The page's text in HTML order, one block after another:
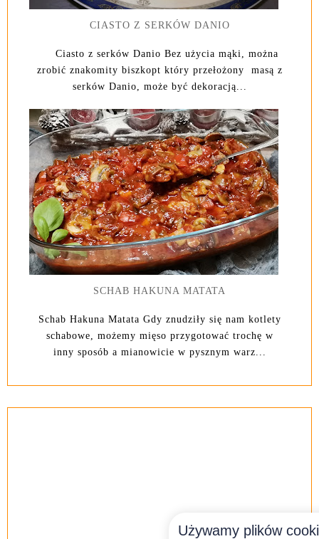
CIASTO Z SERKÓW DANIO
Ciasto z serków Danio Bez użycia mąki, można
zrobić znakomity biszkopt który przełożony masą z
serków Danio, może być dekoracją...
SCHAB HAKUNA MATATA
Schab Hakuna Matata Gdy znudziły się nam kotlety
schabowe, możemy mięso przygotować trochę w
inny sposób a mianowicie w pysznym warz...
Używamy plików